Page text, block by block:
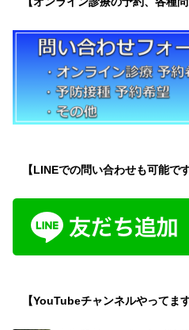
【LINEでの問い合わせも可能です
【YouTubeチャンネルやってます